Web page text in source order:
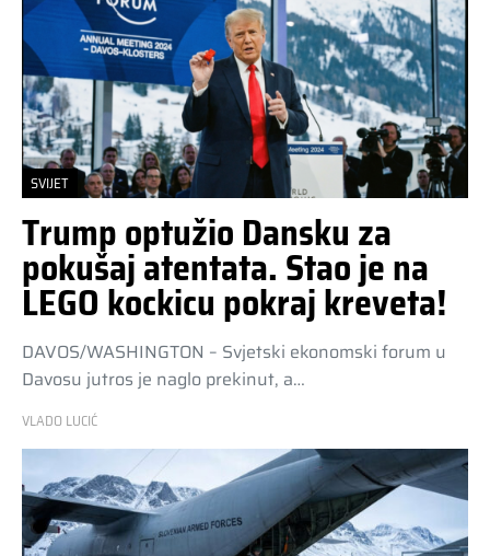
SVIJET
Trump optužio Dansku za
pokušaj atentata. Stao je na
LEGO kockicu pokraj kreveta!
DAVOS/WASHINGTON – Svjetski ekonomski forum u
Davosu jutros je naglo prekinut, a…
VLADO LUCIĆ